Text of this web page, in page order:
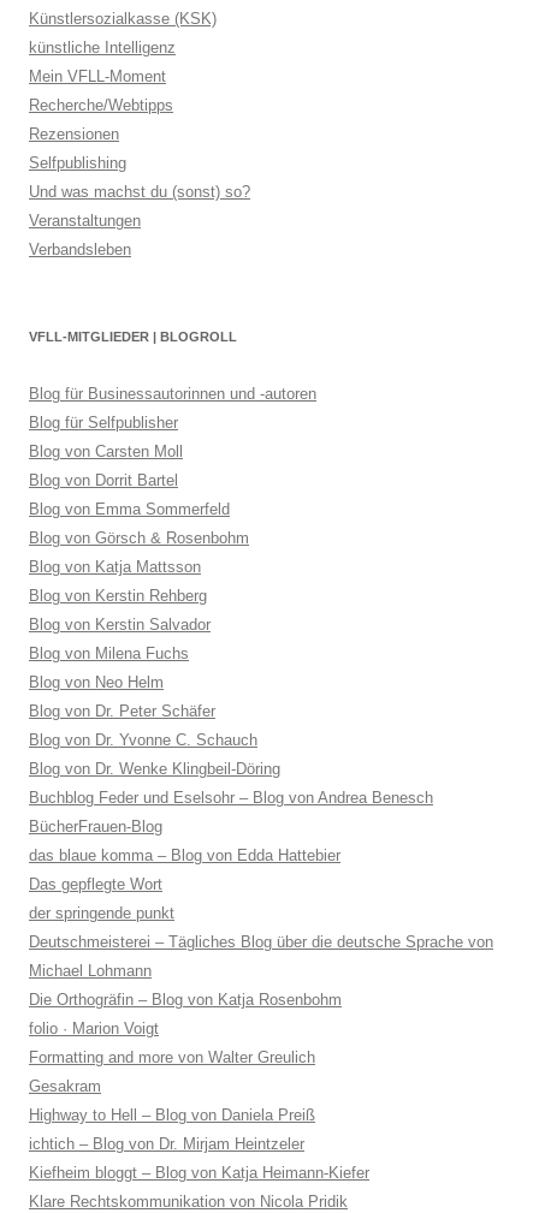
Künstlersozialkasse (KSK)
künstliche Intelligenz
Mein VFLL-Moment
Recherche/Webtipps
Rezensionen
Selfpublishing
Und was machst du (sonst) so?
Veranstaltungen
Verbandsleben
VFLL-MITGLIEDER | BLOGROLL
Blog für Businessautorinnen und -autoren
Blog für Selfpublisher
Blog von Carsten Moll
Blog von Dorrit Bartel
Blog von Emma Sommerfeld
Blog von Görsch & Rosenbohm
Blog von Katja Mattsson
Blog von Kerstin Rehberg
Blog von Kerstin Salvador
Blog von Milena Fuchs
Blog von Neo Helm
Blog von Dr. Peter Schäfer
Blog von Dr. Yvonne C. Schauch
Blog von Dr. Wenke Klingbeil-Döring
Buchblog Feder und Eselsohr – Blog von Andrea Benesch
BücherFrauen-Blog
das blaue komma – Blog von Edda Hattebier
Das gepflegte Wort
der springende punkt
Deutschmeisterei – Tägliches Blog über die deutsche Sprache von
Michael Lohmann
Die Orthogräfin – Blog von Katja Rosenbohm
folio · Marion Voigt
Formatting and more von Walter Greulich
Gesakram
Highway to Hell – Blog von Daniela Preiß
ichtich – Blog von Dr. Mirjam Heintzeler
Kiefheim bloggt – Blog von Katja Heimann-Kiefer
Klare Rechtskommunikation von Nicola Pridik